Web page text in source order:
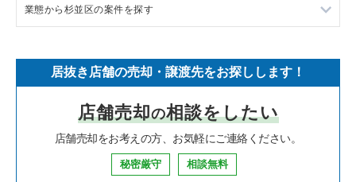
中華の居抜き売却物件の案件一覧
寿司の居抜き売却物件の案件一覧
焼肉の居抜き売却物件の案件一覧
鉄板焼き・お好み焼の居抜き売却物件の案件一覧
千葉県の飲食店の居抜き売却物件の案件一覧
神奈川県の飲食店の居抜き売却物件の案件一覧
大阪府の飲食店の居抜き売却物件の案件一覧
兵庫県の飲食店の居抜き売却物件の案件一覧
渋谷区の飲食店の居抜き売却物件の案件一覧
新宿区の飲食店の居抜き売却物件の案件一覧
葛飾区の飲食店の居抜き売却物件の案件一覧
中央区の飲食店の居抜き売却物件の案件一覧
東京23区のラーメンの居抜き売却物件の案件一覧
東京23区のイタリア料理の居抜き売却物件の案件一覧
東京23区の中華の居抜き売却物件の案件一覧
東京23区のそば・うどんの居抜き売却物件の案件一覧
業態から杉並区の案件を探す
杉並区のイタリア料理の居抜き売却物件の案件一覧
杉並区の中華の居抜き売却物件の案件一覧
杉並区のそば・うどんの居抜き売却物件の案件一覧
居抜き店舗の売却・譲渡先をお探しします！
店舗売却の相談をしたい
店舗売却をお考えの方、お気軽にご連絡ください。
秘密厳守 相談無料